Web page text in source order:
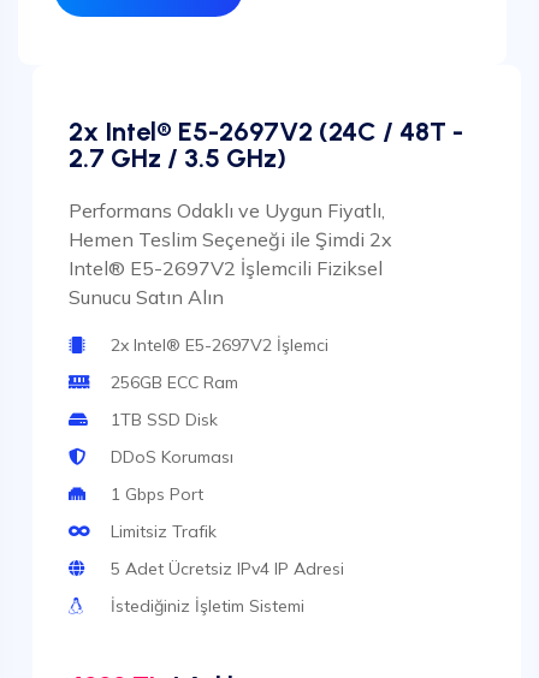
2x Intel® E5-2697V2 (24C / 48T -
2.7 GHz / 3.5 GHz)
Performans Odaklı ve Uygun Fiyatlı,
Hemen Teslim Seçeneği ile Şimdi 2x
Intel® E5-2697V2 İşlemcili Fiziksel
Sunucu Satın Alın
2x Intel® E5-2697V2 İşlemci
256GB ECC Ram
1TB SSD Disk
DDoS Koruması
1 Gbps Port
Limitsiz Trafik
5 Adet Ücretsiz IPv4 IP Adresi
İstediğiniz İşletim Sistemi